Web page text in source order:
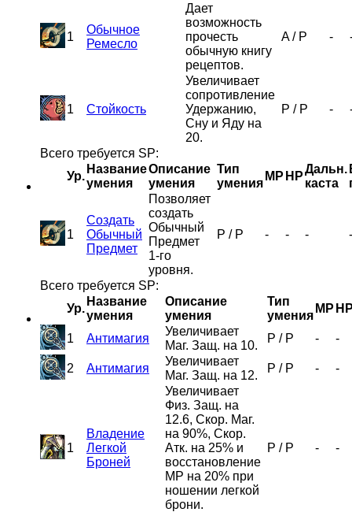
1
Обычное
Ремесло
Дает
возможность
прочесть
обычную книгу
рецептов.
A/ P -
1 Стойкость
Увеличивает
сопротивление
Удержанию,
Сну и Яду на
20.
P / P -
Всего требуется SP:
Ур.
Название
умения
Описание
умения
Тип
умения
MP HP
Дальн.
каста
1
Создать
Обычный
Предмет
Позволяет
создать
Обычный
Предмет
1-го
уровня.
P / P - - - -
Всего требуется SP:
Ур.
Название
умения
Описание
умения
Тип
умения
MP
1 Антимагия
Увеличивает
Маг. Защ. на 10.
P / P - -
2 Антимагия
Увеличивает
Маг. Защ. на 12.
P / P - -
1
Владение
Легкой
Броней
Увеличивает
Физ. Защ. на
12.6, Скор. Маг.
на 90%, Скор.
Атк. на 25% и
восстановление
MP на 20% при
ношении легкой
брони.
P / P - -